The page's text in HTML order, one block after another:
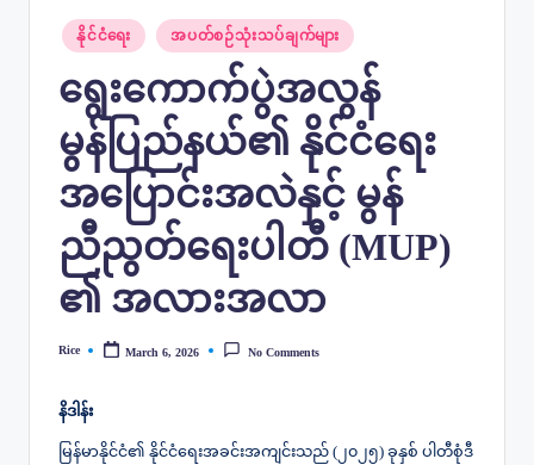
Posted
in
နိုင်ငံရေး အပတ်စဉ်သုံးသပ်ချက်များ
ရွေးကောက်ပွဲအလွန်
မွန်ပြည်နယ်၏ နိုင်ငံရေး
အပြောင်းအလဲနှင့် မွန်
ညီညွတ်ရေးပါတီ (MUP)
၏ အလားအလာ
Posted
Rice March 6, 2026 No Comments
နိဒါန်း
မြန်မာနိုင်ငံ၏ နိုင်ငံရေးအခင်းအကျင်းသည် (၂၀၂၅) ခုနှစ် ပါတီစုံဒီ